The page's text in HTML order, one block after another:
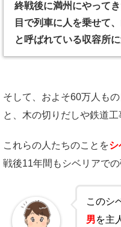
終戦後に満州にやって
目で列車に人を乗せて
と呼ばれている収容所に
そして、およそ60万人も
と、木の切りだしや鉄道工
これらの人たちのことをシ
戦後11年間もシベリアで
このシ
男を主